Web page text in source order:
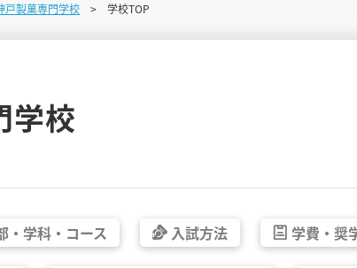
戸製菓専門学校 学校TOP
学校
・ 学科・ コース 入試方法 学費・ 奨